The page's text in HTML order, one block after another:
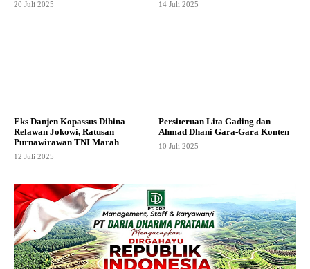
20 Juli 2025 14 Juli 2025
Eks Danjen Kopassus Dihina
Relawan Jokowi, Ratusan
Purnawirawan TNI Marah
12 Juli 2025
Persiteruan Lita Gading dan
Ahmad Dhani Gara-Gara Konten
10 Juli 2025